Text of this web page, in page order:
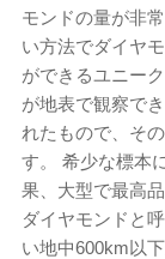
モンドの量が非
い方法でダイヤ
ができるユニー
が地表で観察で
れたもので、そ
す。 希少な標本
果、大型で最高
ダイヤモンドと
い地中600km以